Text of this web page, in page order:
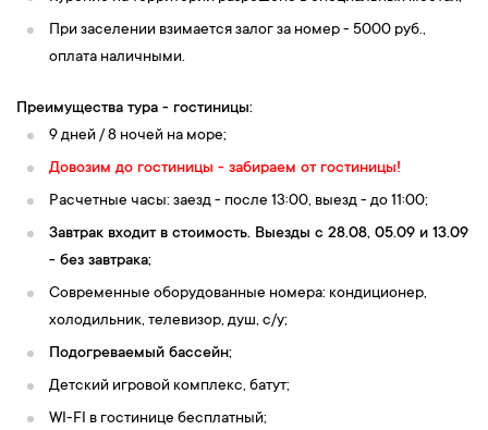
При заселении взимается залог за номер - 5000 руб.,
оплата наличными.
Преимущества тура - гостиницы:
9 дней / 8 ночей на море;
Довозим до гостиницы - забираем от гостиницы!
Расчетные часы: заезд - после 13:00, выезд - до 11:00;
Завтрак входит в стоимость. Выезды с 28.08, 05.09 и 13.09
- без завтрака;
Современные оборудованные номера: кондиционер,
холодильник, телевизор, душ, с/у;
Подогреваемый бассейн;
Детский игровой комплекс, батут;
WI-FI в гостинице бесплатный;